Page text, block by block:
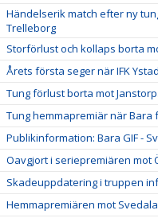
Händelserik match efter ny
Trelleborg
Storförlust och kollaps borta
Årets första seger när IFK
Tung förlust borta mot
Tung hemmapremiär när Bara
Publikinformation: Bara GIF -
Oavgjort i seriepremiären mot
Skadeuppdatering i truppen
Hemmapremiären mot